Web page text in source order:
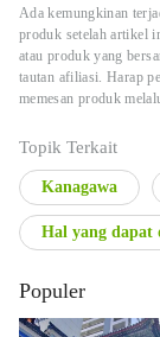
Ada kemungkinan
produk setelah artikel
atau produk yang
tautan afiliasi. Harap
memesan produk
Topik Terkait
Kanagawa
Hal yang dapat
Populer